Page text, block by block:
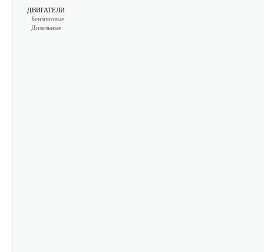
ДВИГАТЕЛИ
Бензиновые
Дизельные